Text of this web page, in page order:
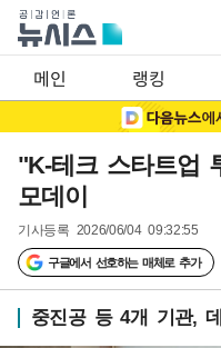
메인 랭킹
"K-테크 스타트업
모데이
기사등록 2026/06/04 09:32:55
구글에서 선호하는 매체로 추가
중진공 등 4개 기관,